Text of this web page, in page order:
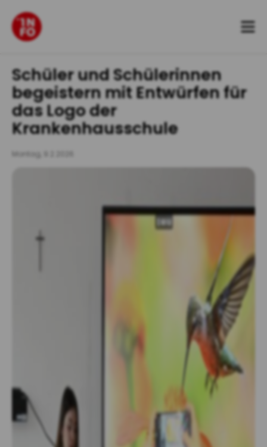
Zum
Inhalt
springen
Schüler und Schülerinnen
begeistern mit Entwürfen für
das Logo der
Krankenhausschule